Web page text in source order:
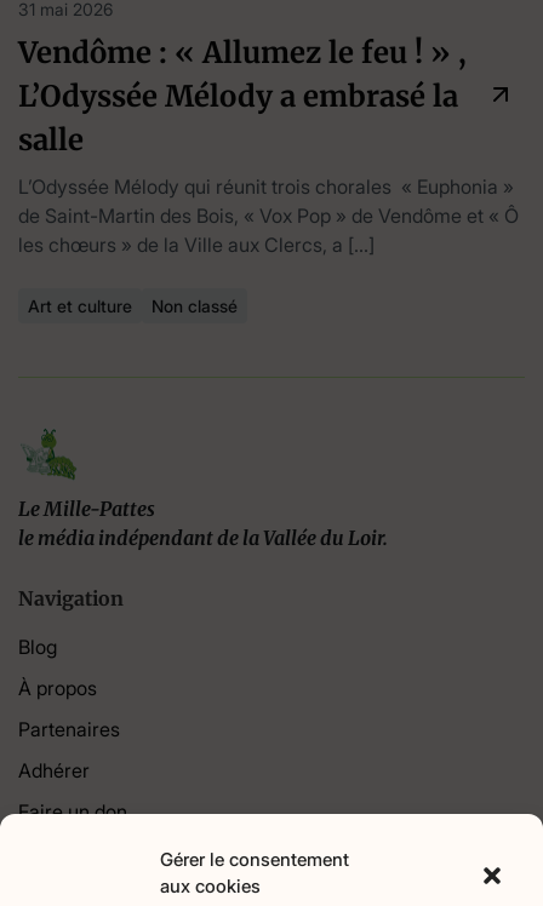
Gérer le consentement
aux cookies
31 mai 2026
Vendôme : « Allumez le feu ! » ,
L’Odyssée Mélody a embrasé la
salle
L’Odyssée Mélody qui réunit trois chorales « Euphonia »
de Saint-Martin des Bois, « Vox Pop » de Vendôme et « Ô
les chœurs » de la Ville aux Clercs, a […]
Art et culture Non classé
Le Mille-Pattes
le média indépendant de la Vallée du Loir.
Navigation
Blog
À propos
Partenaires
Adhérer
Faire un don